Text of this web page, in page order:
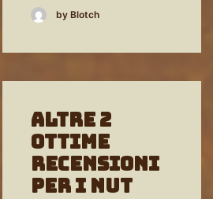
by Blotch
Altre 2
Ottime
recensioni
Per i NUT